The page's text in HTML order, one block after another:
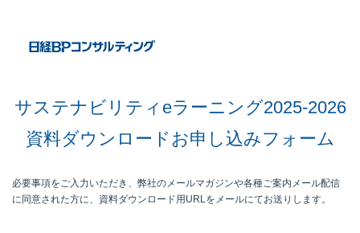
サステナビリティeラーニング2025-2026
資料ダウンロードお申し込みフォーム
必要事項をご入力いただき、弊社のメールマガジンや各種ご案内メール配信
に同意された方に、資料ダウンロード用URLをメールにてお送りします。